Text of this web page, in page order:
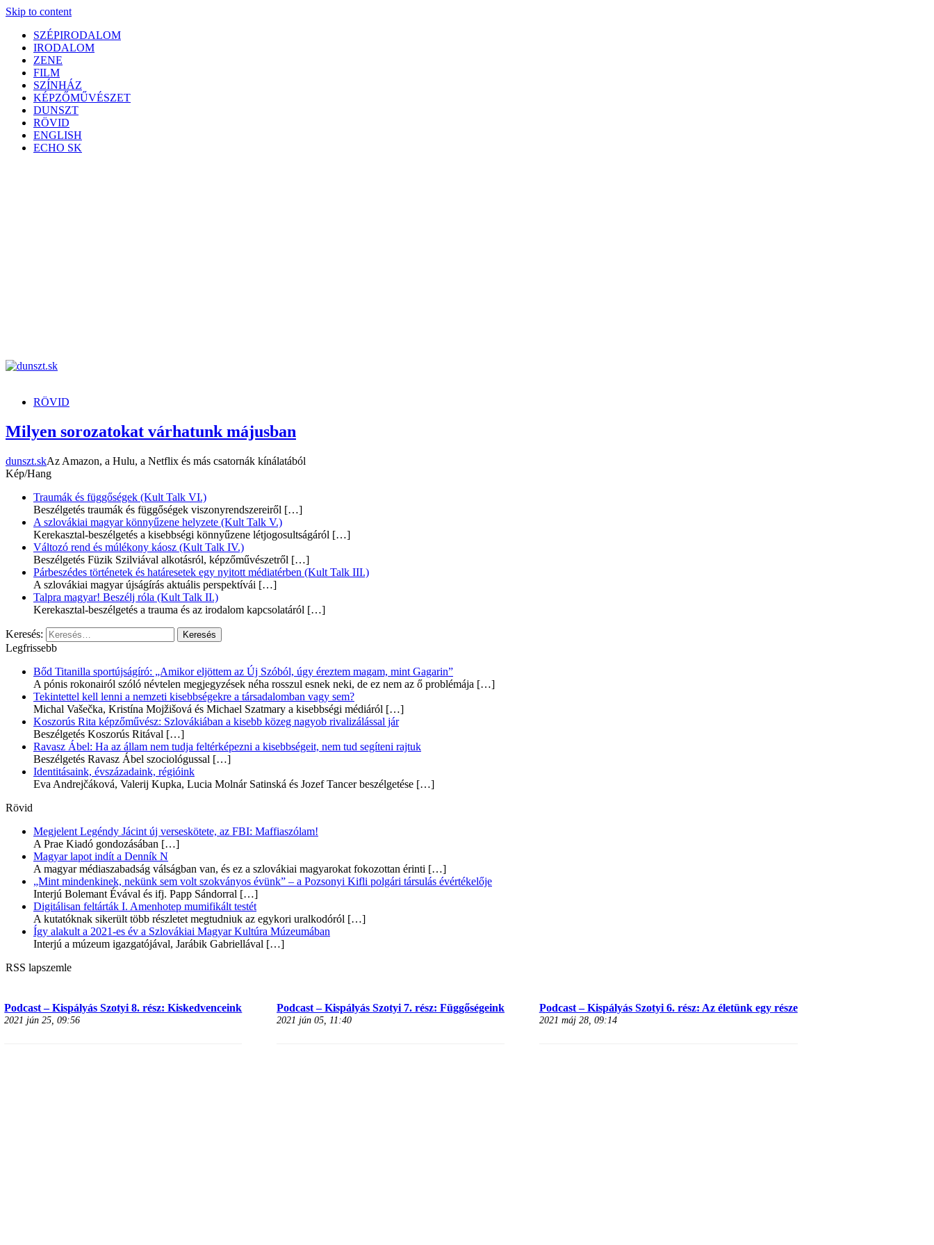
Skip to content
SZÉPIRODALOM
IRODALOM
ZENE
FILM
SZÍNHÁZ
KÉPZŐMŰVÉSZET
DUNSZT
RÖVID
ENGLISH
ECHO SK
RÖVID
Milyen sorozatokat várhatunk májusban
dunszt.skAz Amazon, a Hulu, a Netflix és más csatornák kínálatából
Kép/Hang
Traumák és függőségek (Kult Talk VI.)
Beszélgetés traumák és függőségek viszonyrendszereiről […]
A szlovákiai magyar könnyűzene helyzete (Kult Talk V.)
Kerekasztal-beszélgetés a kisebbségi könnyűzene létjogosultságáról […]
Változó rend és múlékony káosz (Kult Talk IV.)
Beszélgetés Füzik Szilviával alkotásról, képzőművészetről […]
Párbeszédes történetek és határesetek egy nyitott médiatérben (Kult Talk III.)
A szlovákiai magyar újságírás aktuális perspektívái […]
Talpra magyar! Beszélj róla (Kult Talk II.)
Kerekasztal-beszélgetés a trauma és az irodalom kapcsolatáról […]
Keresés:
Legfrissebb
Bőd Titanilla sportújságíró: „Amikor eljöttem az Új Szóból, úgy éreztem magam, mint Gagarin”
A pónis rokonairól szóló névtelen megjegyzések néha rosszul esnek neki, de ez nem az ő problémája […]
Tekintettel kell lenni a nemzeti kisebbségekre a társadalomban vagy sem?
Michal Vašečka, Kristína Mojžišová és Michael Szatmary a kisebbségi médiáról […]
Koszorús Rita képzőművész: Szlovákiában a kisebb közeg nagyob rivalizálással jár
Beszélgetés Koszorús Ritával […]
Ravasz Ábel: Ha az állam nem tudja feltérképezni a kisebbségeit, nem tud segíteni rajtuk
Beszélgetés Ravasz Ábel szociológussal […]
Identitásaink, évszázadaink, régióink
Eva Andrejčáková, Valerij Kupka, Lucia Molnár Satinská és Jozef Tancer beszélgetése […]
Rövid
Megjelent Legéndy Jácint új verseskötete, az FBI: Maffiaszólam!
A Prae Kiadó gondozásában […]
Magyar lapot indít a Denník N
A magyar médiaszabadság válságban van, és ez a szlovákiai magyarokat fokozottan érinti […]
„Mint mindenkinek, nekünk sem volt szokványos évünk” – a Pozsonyi Kifli polgári társulás évértékelője
Interjú Bolemant Évával és ifj. Papp Sándorral […]
Digitálisan feltárták I. Amenhotep mumifikált testét
A kutatóknak sikerült több részletet megtudniuk az egykori uralkodóról […]
Így alakult a 2021-es év a Szlovákiai Magyar Kultúra Múzeumában
Interjú a múzeum igazgatójával, Jarábik Gabriellával […]
RSS lapszemle
Podcast – Kispályás Szotyi 8. rész: Kiskedvenceink
2021 jún 25, 09:56
Podcast – Kispályás Szotyi 7. rész: Függőségeink
2021 jún 05, 11:40
Podcast – Kispályás Szotyi 6. rész: Az életünk egy része
2021 máj 28, 09:14